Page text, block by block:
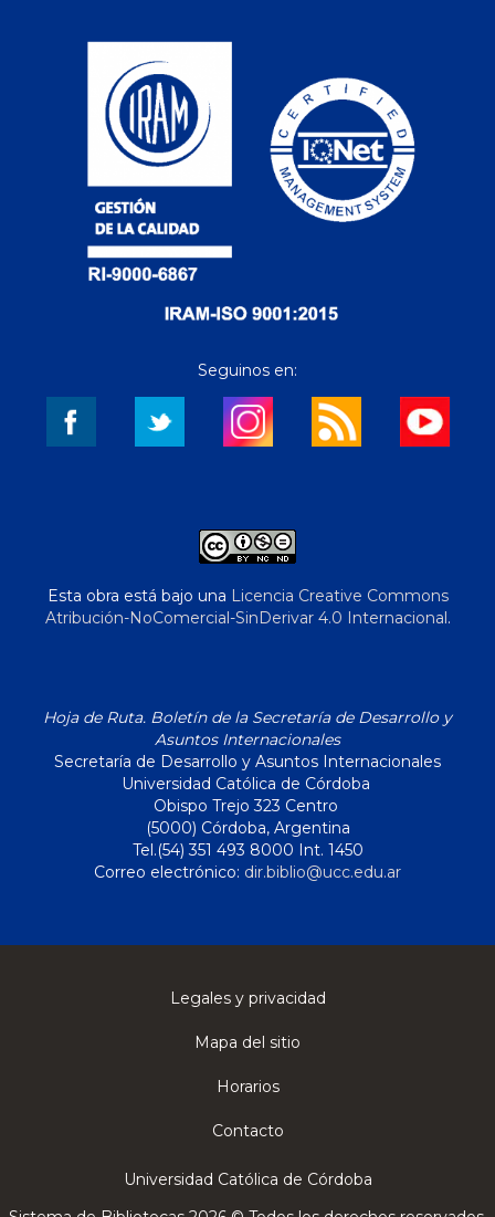
Seguinos en:
Esta obra está bajo una Licencia Creative Commons
Atribución-NoComercial-SinDerivar 4.0 Internacional.
Hoja de Ruta. Boletín de la Secretaría de Desarrollo y
Asuntos Internacionales
Secretaría de Desarrollo y Asuntos Internacionales
Universidad Católica de Córdoba
Obispo Trejo 323 Centro
(5000) Córdoba, Argentina
Tel.(54) 351 493 8000 Int. 1450
Correo electrónico: dir.biblio@ucc.edu.ar
Legales y privacidad
Mapa del sitio
Horarios
Contacto
Universidad Católica de Córdoba